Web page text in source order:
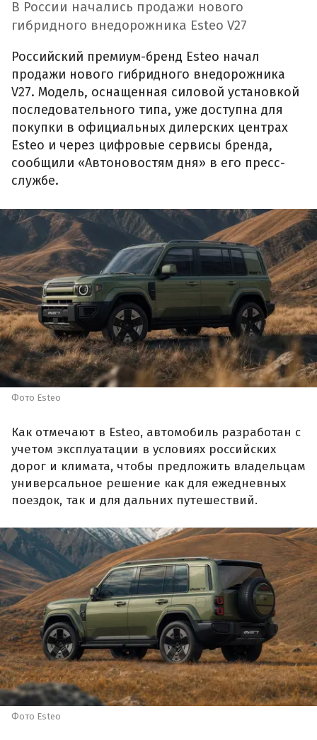
В России начались продажи нового
гибридного внедорожника Esteo V27
Российский премиум-бренд Esteo начал
продажи нового гибридного внедорожника
V27. Модель, оснащенная силовой установкой
последовательного типа, уже доступна для
покупки в официальных дилерских центрах
Esteo и через цифровые сервисы бренда,
сообщили «Автоновостям дня» в его пресс-
службе.
Фото Esteo
Как отмечают в Esteo, автомобиль разработан с
учетом эксплуатации в условиях российских
дорог и климата, чтобы предложить владельцам
универсальное решение как для ежедневных
поездок, так и для дальних путешествий.
Фото Esteo